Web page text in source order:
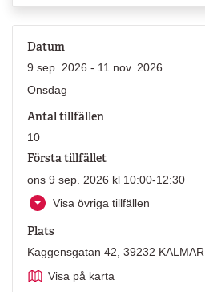
Datum
9 sep. 2026 - 11 nov. 2026
Onsdag
Antal tillfällen
10
Första tillfället
ons 9 sep. 2026 kl 10:00-12:30
Visa övriga tillfällen
Plats
Kaggensgatan 42, 39232 KALMAR
Visa på karta